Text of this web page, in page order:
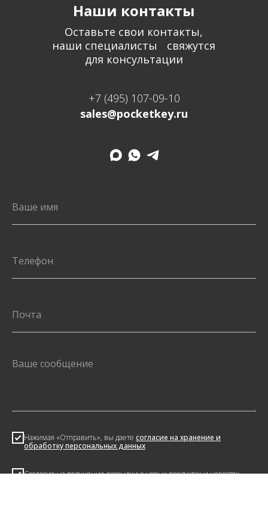
Оставьте свои контакты,
наши специалисты свяжутся
для консультации
Наши контакты
+7 (495) 107-09-10
sales@pocketkey.ru
Нажимая «Отправить», вы даете согласие на хранение и
обработку персональных данных
Согласие на получение рассылки о новых продуктах и новостях